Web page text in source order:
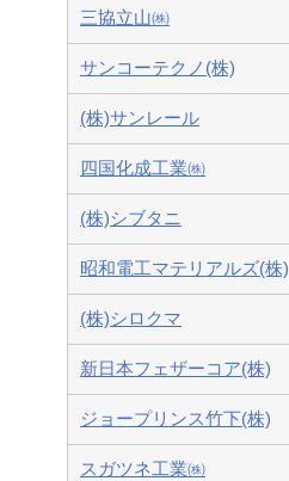
三協立山㈱
サンコーテクノ(株)
(株)サンレール
四国化成工業㈱
(株)シブタニ
昭和電工マテリアルズ(株)
(株)シロクマ
新日本フェザーコア(株)
ジョープリンス竹下(株)
スガツネ工業㈱